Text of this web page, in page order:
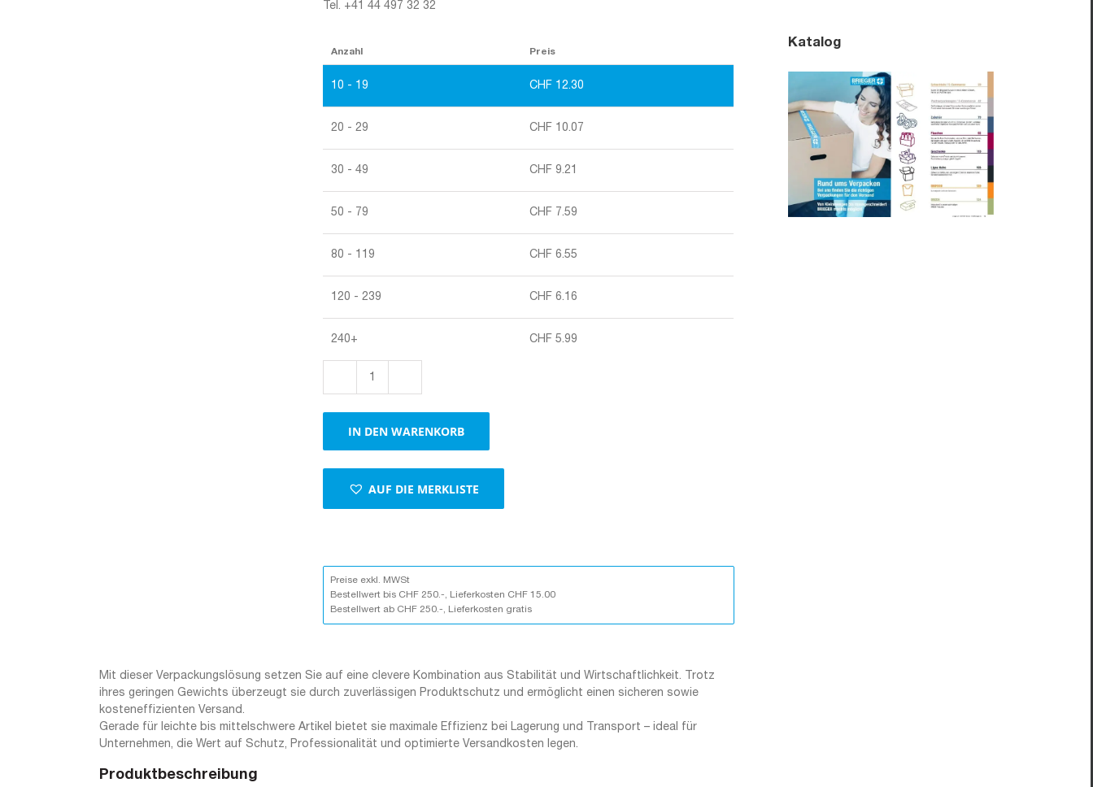
Tel. +41 44 497 32 32
Anzahl Preis
10 - 19 CHF 12.30
20 - 29 CHF 10.07
30 - 49 CHF 9.21
50 - 79 CHF 7.59
80 - 119 CHF 6.55
120 - 239 CHF 6.16
240+ CHF 5.99
mehrfach
verwendbar
Menge
IN DEN WARENKORB
AUF DIE MERKLISTE
Preise exkl. MWSt
Bestellwert bis CHF 250.-, Lieferkosten CHF 15.00
Bestellwert ab CHF 250.-, Lieferkosten gratis
Mit dieser Verpackungslösung setzen Sie auf eine clevere Kombination aus Stabilität und Wirtschaftlichkeit. Trotz
ihres geringen Gewichts überzeugt sie durch zuverlässigen Produktschutz und ermöglicht einen sicheren sowie
kosteneffizienten Versand.
Gerade für leichte bis mittelschwere Artikel bietet sie maximale Effizienz bei Lagerung und Transport – ideal für
Unternehmen, die Wert auf Schutz, Professionalität und optimierte Versandkosten legen.
Produktbeschreibung
Katalog